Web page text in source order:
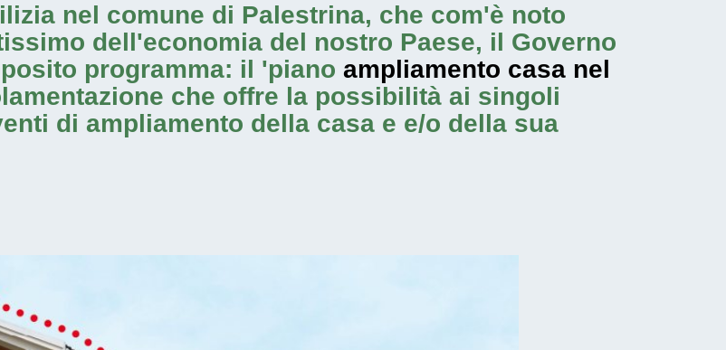
nel comune di Palestrina, che com'è noto
dell'economia del nostro Paese, il Governo
programma: il 'piano ampliamento casa nel
che offre la possibilità ai singoli
di ampliamento della casa e e/o della sua